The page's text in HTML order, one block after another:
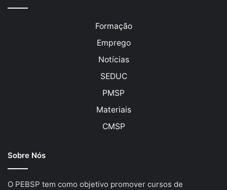
Formação
Emprego
Notícias
SEDUC
PMSP
Materiais
CMSP
Sobre Nós
O PEBSP tem como objetivo promover cursos de